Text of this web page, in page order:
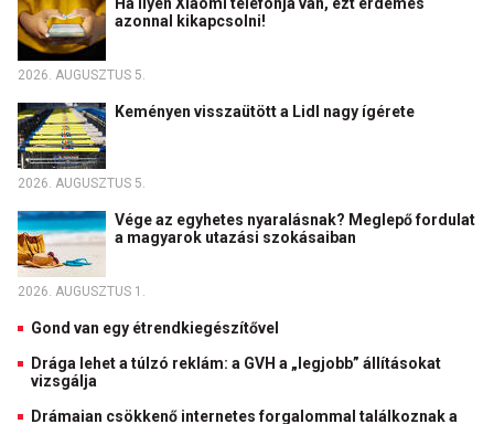
azonnal kikapcsolni!
2026. AUGUSZTUS 5.
Keményen visszaütött a Lidl nagy ígérete
2026. AUGUSZTUS 5.
Vége az egyhetes nyaralásnak? Meglepő fordulat
a magyarok utazási szokásaiban
2026. AUGUSZTUS 1.
Gond van egy étrendkiegészítővel
Drága lehet a túlzó reklám: a GVH a „legjobb” állításokat
vizsgálja
Drámaian csökkenő internetes forgalommal találkoznak a